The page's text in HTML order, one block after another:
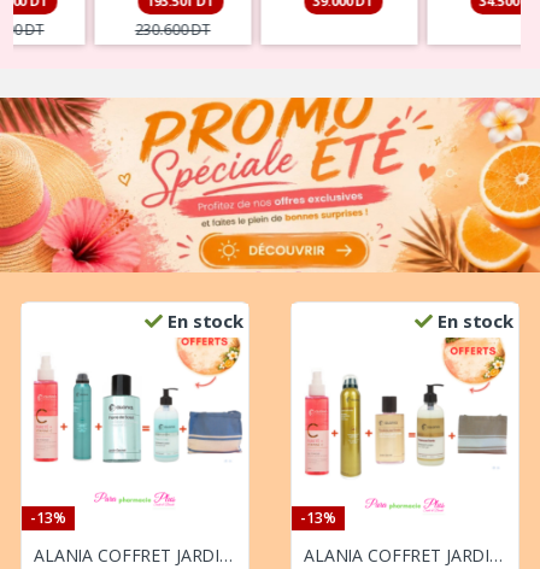
En stock
-13%
ALANIA COFFRET JARDIN SECRET PIERRE DE SOLEIL VIT C GEL NETTOYANT 250ML+ EAU PARFUMEE CHEVEUX ET CORPS 100ML+ DEODORANT PARFUME 200ML + GEL LAVANT CORPS 350ML ET SAC OFFERT
En stock
-13%
ALANIA COFFRET JARDIN SECRET TUBEREUSE DOREE VIT C GEL NETTOYANT 250ML+ EAU PARFUMEE CHEVEUX ET CORPS 100ML + DEODORANT PARFUME 200ML + GEL LAVANT CORPS 350ML ET SAC OFFERT